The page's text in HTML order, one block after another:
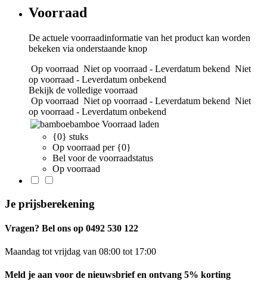
Voorraad
De actuele voorraadinformatie van het product kan worden
bekeken via onderstaande knop
Op voorraad Niet op voorraad - Leverdatum bekend Niet
op voorraad - Leverdatum onbekend
Bekijk de volledige voorraad
Op voorraad Niet op voorraad - Leverdatum bekend Niet
op voorraad - Leverdatum onbekend
bamboe Voorraad laden
{0} stuks
Op voorraad per {0}
Bel voor de voorraadstatus
Op voorraad
Je prijsberekening
Vragen? Bel ons op 0492 530 122
Maandag tot vrijdag van 08:00 tot 17:00
Meld je aan voor de nieuwsbrief en ontvang 5% korting